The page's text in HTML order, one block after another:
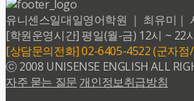
유니센스일대일영어학원 ｜ 최유미
[학원운영시간] 평일(월-금) 12시 ~ 22
[상담문의전화] 02-6405-4522 (군자
ⓒ 2008 UNISENSE ENGLISH ALL
자주 묻는 질문 개인정보취급방침